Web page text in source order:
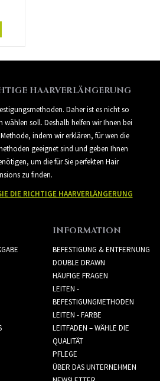
HAARVERLÄNGERUNG
Daher ist es nicht so
wählen soll. Deshalb helfen wir Ihnen bei
indem wir erklären, für wen die
geeignet sind und geben Ihnen
um die für Sie perfekten Hair
zu finden.
DIE RICHTIGE HAARVERLÄNGERUNG
INFORMATION
BEFESTIGUNG & ENTFERNUNG
DOUBLE DRAWN
HÄUFIGE FRAGEN
LEITEN -
BEFESTIGUNGMETHODEN
LEITEN - FARBE
LEITFADEN – WÄHLE DIE
QUALITÄT
PFLEGE
ÜBER DAS UNTERNEHMEN